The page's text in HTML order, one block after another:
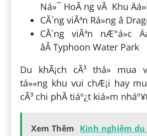
Ná»¯ HoÃ ng vÃ Khu
CÃ´ng viÃªn Rá»ng â
CÃ´ng viÃªn nÆ°á»c
âÂ Typhoon Water Park
Du khÃ¡ch cÃ³ thá» mua
tá»«ng khu vui chÆ¡i hay
cÃ³ chi phÃ­ tiáº¿t kiá»m
Xem Thêm Kinh nghiệm du